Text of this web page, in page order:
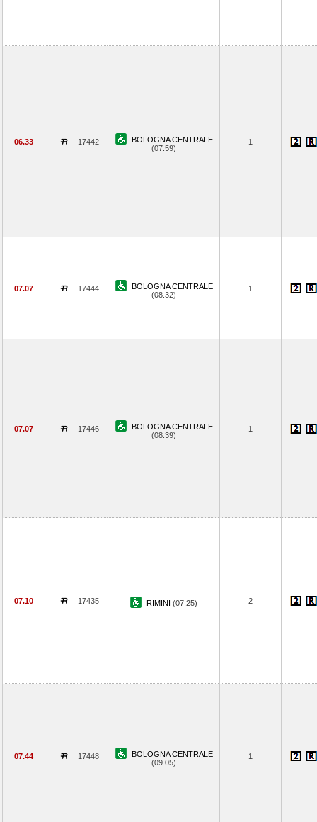
06.33 17442
BOLOGNA CENTRALE
(07.59)
1
07.07 17444
BOLOGNA CENTRALE
(08.32)
1
07.07 17446
BOLOGNA CENTRALE
(08.39)
1
07.10 17435 RIMINI (07.25) 2
07.44 17448
BOLOGNA CENTRALE
(09.05)
1